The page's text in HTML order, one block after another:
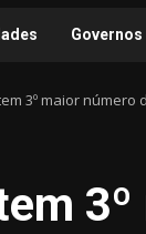
Governos
3º maior número